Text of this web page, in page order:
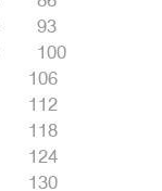
93
100
106
112
118
124
130